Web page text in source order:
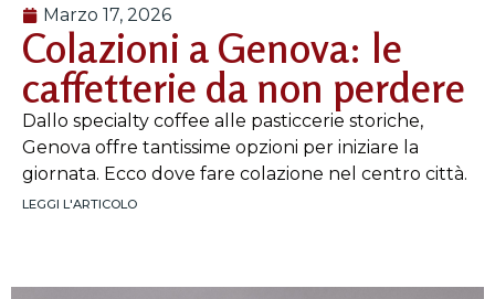
Marzo 17, 2026
Colazioni a Genova: le
caffetterie da non perdere
Dallo specialty coffee alle pasticcerie storiche,
Genova offre tantissime opzioni per iniziare la
giornata. Ecco dove fare colazione nel centro città.
LEGGI L'ARTICOLO